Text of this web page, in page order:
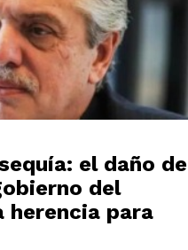
el daño de
del
herencia para